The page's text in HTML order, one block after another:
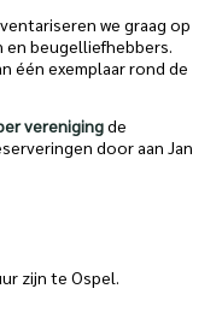
we graag op
en beugelliefhebbers.
één exemplaar rond de
verenigingde
door aan Jan
zijn te Ospel.